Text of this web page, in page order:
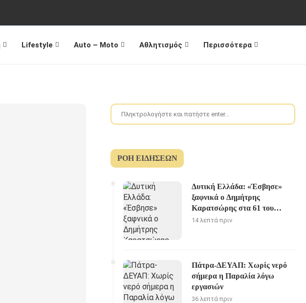
Lifestyle Auto – Moto Αθλητισμός Περισσότερα
ΡΟΉ ΕΙΔΉΣΕΩΝ
Δυτική Ελλάδα: «Έσβησε»
ξαφνικά o Δημήτρης
Καρατσώρης στα 61 του
χρόνια
14 λεπτά πριν
Πάτρα-ΔΕΥΑΠ: Χωρίς νερό
σήμερα η Παραλία λόγω
εργασιών
36 λεπτά πριν